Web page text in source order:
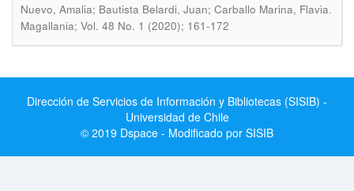
Nuevo, Amalia; Bautista Belardi, Juan; Carballo Marina, Flavia.
Magallania; Vol. 48 No. 1 (2020); 161-172
Dirección de Servicios de Información y Bibliotecas (SISIB) -
Universidad de Chile
© 2019 Dspace - Modificado por SISIB